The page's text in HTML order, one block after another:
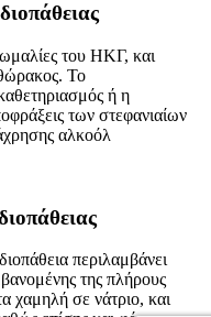
του ΗΚΓ, και
Το
ή η
των στεφανιαίων
αλκοόλ
περιλαμβάνει
της πλήρους
χαμηλή σε νάτριο, και